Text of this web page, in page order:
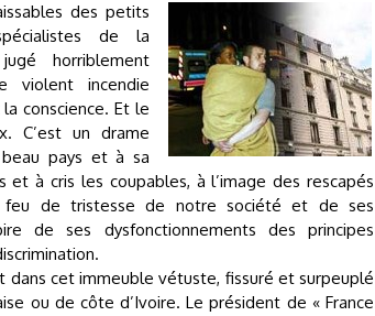
des petits
de la
horriblement
violent incendie
conscience. Et le
C’est un drame
pays et à sa
à cris les coupables, à l’image des rescapés
de tristesse de notre société et de ses
de ses dysfonctionnements des principes
dans cet immeuble vétuste, fissuré et surpeuplé
ou de côte d’Ivoire. Le président de « France